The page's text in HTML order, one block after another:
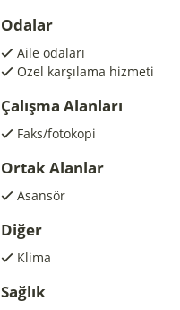
Odalar
Aile odaları
Özel karşılama hizmeti
Çalışma Alanları
Faks/fotokopi
Ortak Alanlar
Asansör
Diğer
Klima
Sağlık